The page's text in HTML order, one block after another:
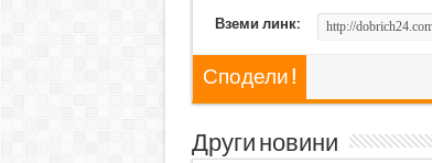
Вземи линк:
Сподели !
Други новини